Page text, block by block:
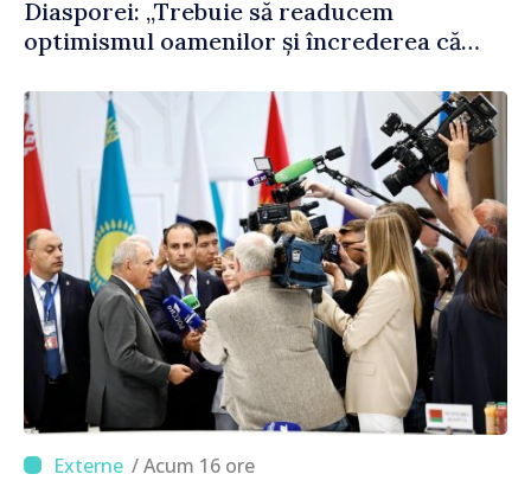
Diasporei: „Trebuie să readucem
optimismul oamenilor și încrederea că
corectă”
/ Acum 16 ore